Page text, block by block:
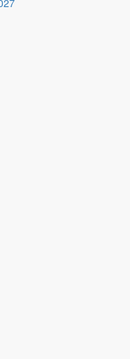
Dần, Mão, Tỵ, Thân,
đầu) và gặp Sao
khó đảo ngược.